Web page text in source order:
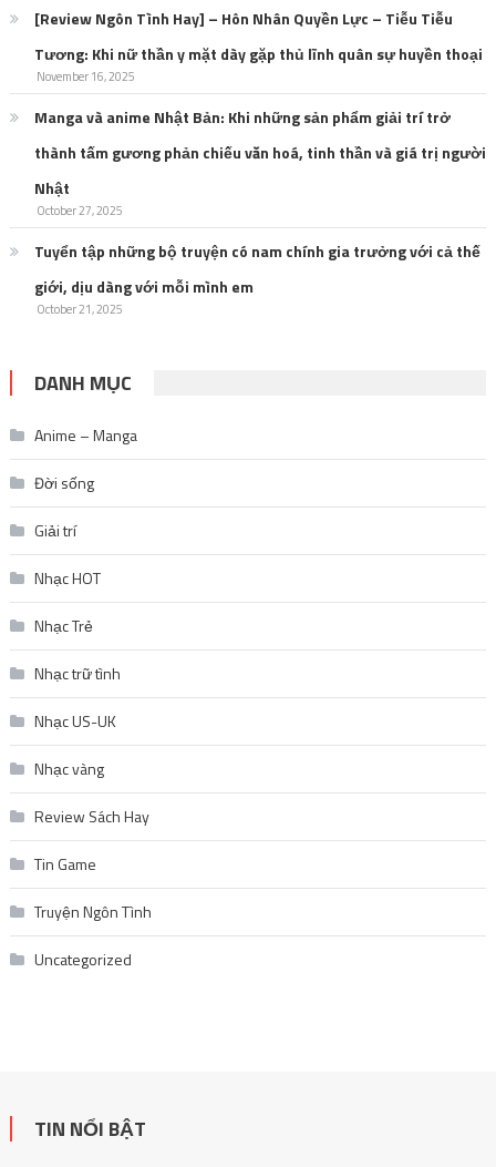
[Review Ngôn Tình Hay] – Hôn Nhân Quyền Lực – Tiễu Tiễu
Tương: Khi nữ thần y mặt dày gặp thủ lĩnh quân sự huyền thoại
November 16, 2025
Manga và anime Nhật Bản: Khi những sản phẩm giải trí trở
thành tấm gương phản chiếu văn hoá, tinh thần và giá trị người
Nhật
October 27, 2025
Tuyển tập những bộ truyện có nam chính gia trưởng với cả thế
giới, dịu dàng với mỗi mình em
October 21, 2025
DANH MỤC
Anime – Manga
Đời sống
Giải trí
Nhạc HOT
Nhạc Trẻ
Nhạc trữ tình
Nhạc US-UK
Nhạc vàng
Review Sách Hay
Tin Game
Truyện Ngôn Tình
Uncategorized
TIN NỔI BẬT